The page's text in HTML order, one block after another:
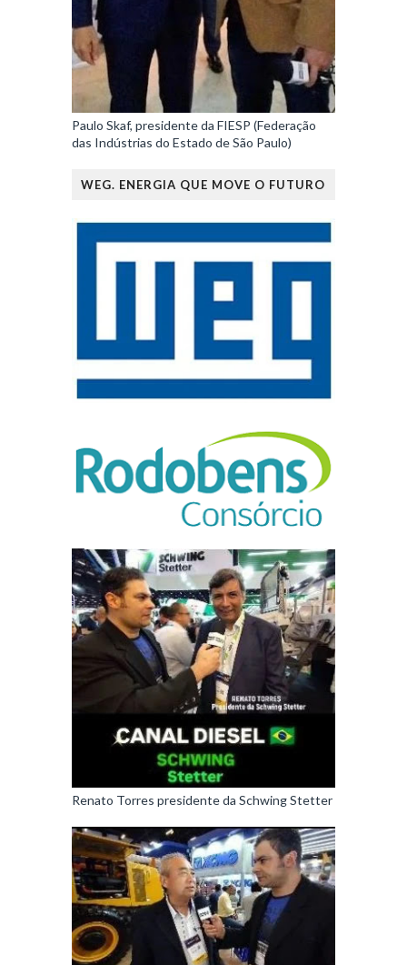
Paulo Skaf, presidente da FIESP (Federação
das Indústrias do Estado de São Paulo)
WEG. ENERGIA QUE MOVE O FUTURO
Renato Torres presidente da Schwing Stetter